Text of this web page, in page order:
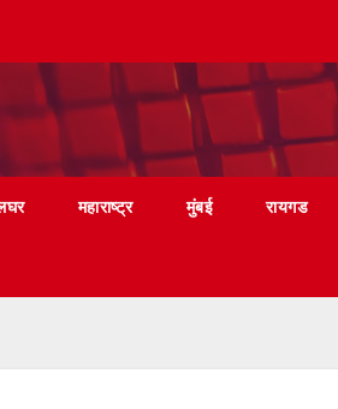
महाराष्ट्र मुंबई रायगड